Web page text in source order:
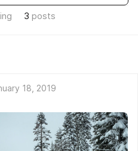
3 posts
18, 2019